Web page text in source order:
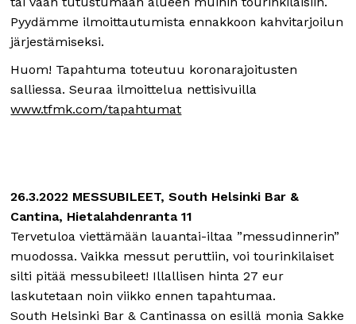
Pyydämme ilmoittautumista ennakkoon kahvitarjoilun
järjestämiseksi.
Huom! Tapahtuma toteutuu koronarajoitusten
salliessa. Seuraa ilmoittelua nettisivuilla
www.tfmk.com/tapahtumat
26.3.2022 MESSUBILEET, South Helsinki Bar &
Cantina, Hietalahdenranta 11
Tervetuloa viettämään lauantai-iltaa ”messudinnerin”
muodossa. Vaikka messut peruttiin, voi tourinkilaiset
silti pitää messubileet! Illallisen hinta 27 eur
laskutetaan noin viikko ennen tapahtumaa.
South Helsinki Bar & Cantinassa on esillä monia Sakke